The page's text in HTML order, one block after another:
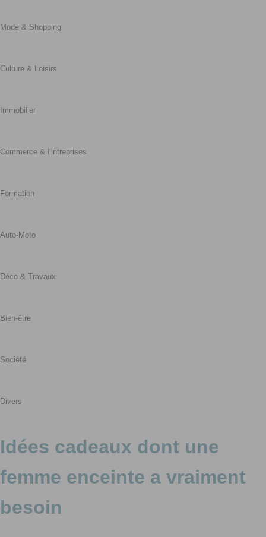
Mode & Shopping
Culture & Loisirs
Immobilier
Commerce & Entreprises
Formation
Auto-Moto
Déco & Travaux
Bien-être
Société
Divers
Idées cadeaux dont une
femme enceinte a vraiment
besoin